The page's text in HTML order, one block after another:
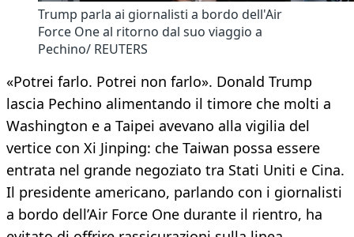
Trump parla ai giornalisti a bordo dell'Air
Force One al ritorno dal suo viaggio a
Pechino/ REUTERS
«Potrei farlo. Potrei non farlo». Donald Trump
lascia Pechino alimentando il timore che molti a
Washington e a Taipei avevano alla vigilia del
vertice con Xi Jinping: che Taiwan possa essere
entrata nel grande negoziato tra Stati Uniti e Cina.
Il presidente americano, parlando con i giornalisti
a bordo dell’Air Force One durante il rientro, ha